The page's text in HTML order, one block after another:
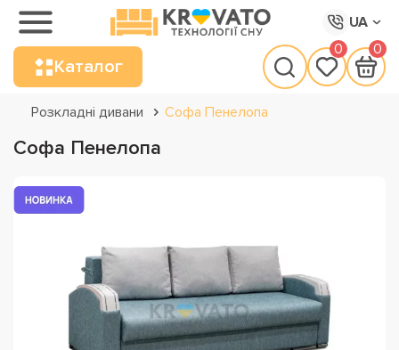
UA
Каталог
0 0
Розкладні дивани Софа Пенелопа
Софа Пенелопа